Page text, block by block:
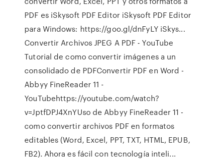
PDF es iSkysoft PDF Editor iSkysoft PDF Editor
para Windows: https://goo.gl/dnFyLY iSkys...
Convertir Archivos JPEG A PDF - YouTube
Tutorial de como convertir imágenes a un
consolidado de PDFConvertir PDF en Word -
Abbyy FineReader 11 -
YouTubehttps://youtube.com/watch?
v=JptfDPJ4XnYUso de Abbyy FineReader 11 -
como convertir archivos PDF en formatos
editables (Word, Excel, PPT, TXT, HTML, EPUB,
FB2). Ahora es fácil con tecnología inteli...